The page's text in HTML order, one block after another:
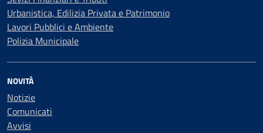
Urbanistica, Edilizia Privata e Patrimonio
Lavori Pubblici e Ambiente
Polizia Municipale
NOVITÀ
Notizie
Comunicati
Avvisi